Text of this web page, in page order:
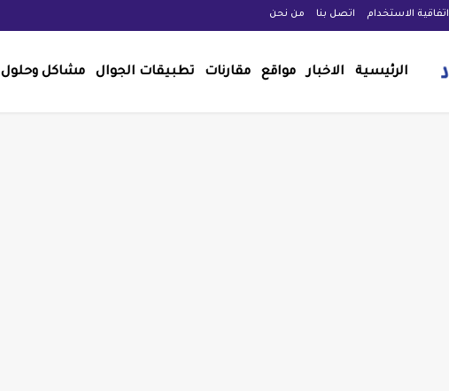
اتفاقية الاستخدام اتصل بنا من نحن
الرئيسية الاخبار مواقع مقارنات تطبيقات الجوال مشاكل وحلول